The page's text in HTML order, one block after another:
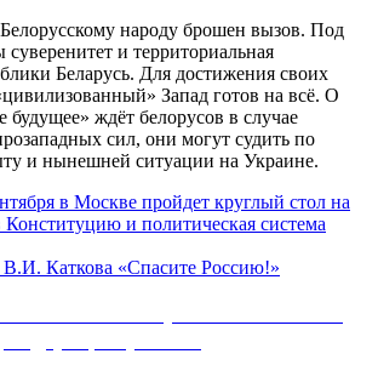
народу брошен вызов. Под
и территориальная
Беларусь. Для достижения своих
Запад готов на всё. О
будущее» ждёт белорусов в случае
сил, они могут судить по
и нынешней ситуации на Украине.
в Москве пройдет круглый стол на
и политическая система
Каткова «Спасите Россию!»